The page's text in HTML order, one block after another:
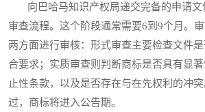
向巴哈马知识产权局递交完备的申请文
审查流程。这个阶段通常需要6到9个月。
两方面进行审核：形式审查主要检查文件
合要求；实质审查则判断商标是否具有显
止性条款，以及是否存在与在先权利的冲
过，商标将进入公告期。